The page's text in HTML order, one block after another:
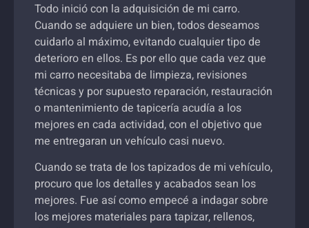
Todo inició con la adquisición de mi carro.
Cuando se adquiere un bien, todos deseamos
cuidarlo al máximo, evitando cualquier tipo de
deterioro en ellos. Es por ello que cada vez que
mi carro necesitaba de limpieza, revisiones
técnicas y por supuesto reparación, restauración
o mantenimiento de tapicería acudía a los
mejores en cada actividad, con el objetivo que
me entregaran un vehículo casi nuevo.
Cuando se trata de los tapizados de mi vehículo,
procuro que los detalles y acabados sean los
mejores. Fue así como empecé a indagar sobre
los mejores materiales para tapizar, rellenos,